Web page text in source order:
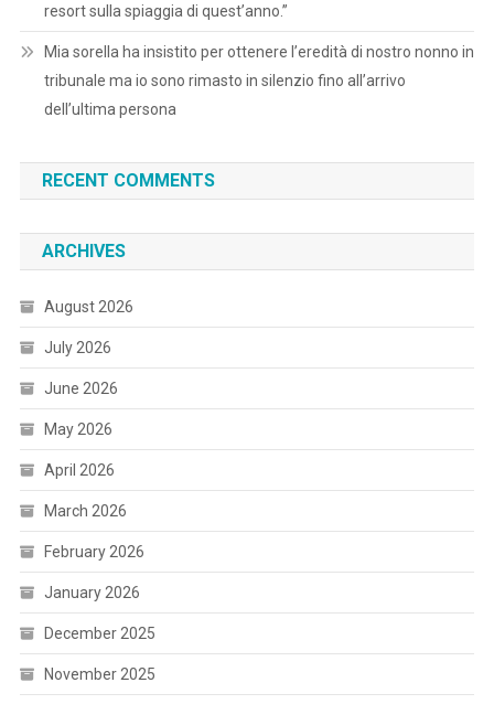
resort sulla spiaggia di quest’anno.”
Mia sorella ha insistito per ottenere l’eredità di nostro nonno in
tribunale ma io sono rimasto in silenzio fino all’arrivo
dell’ultima persona
RECENT COMMENTS
ARCHIVES
August 2026
July 2026
June 2026
May 2026
April 2026
March 2026
February 2026
January 2026
December 2025
November 2025